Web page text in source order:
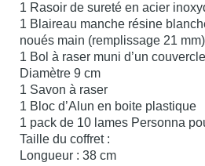
1 Rasoir de sureté en acier
1 Blaireau manche résine
noués main (remplissage 21 mm)
1 Bol à raser muni d’un
Diamètre 9 cm
1 Savon à raser
1 Bloc d’Alun en boite plastique
1 pack de 10 lames Personna
Taille du coffret :
Longueur : 38 cm